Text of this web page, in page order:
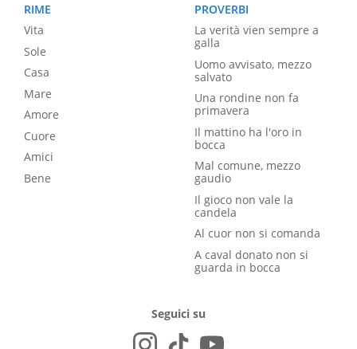
RIME
Vita
Sole
Casa
Mare
Amore
Cuore
Amici
Bene
PROVERBI
La verità vien sempre a
galla
Uomo avvisato, mezzo
salvato
Una rondine non fa
primavera
Il mattino ha l'oro in
bocca
Mal comune, mezzo
gaudio
Il gioco non vale la
candela
Al cuor non si comanda
A caval donato non si
guarda in bocca
Seguici su